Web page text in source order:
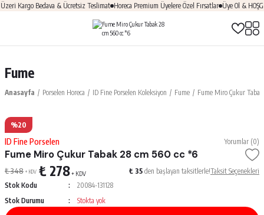
Kargo Bedava & Ücretsiz Teslimat Horeca Premium Üyelere Özel Fırsatlar Üye Ol &
Fume
Anasayfa Porselen Horeca ID Fine Porselen Koleksiyon Fume Fume Miro Çukur
%20
ID Fine Porselen Yorumlar (0)
Fume Miro Çukur Tabak 28 cm 560 cc *6
₺ 348 + KDV ₺ 278+ KDV ₺ 35 den başlayan taksitlerle!Taksit Seçenekleri
Stok Kodu
20084-131128
Stok Durumu
Stokta yok